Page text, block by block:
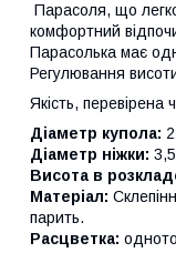
Парасоля, що
комфортний
Парасолька має
Регулювання
Якість, перевірена
Діаметр купола:
Діаметр ніжки:
Висота в
Матеріал:
парить.
Расцветка: